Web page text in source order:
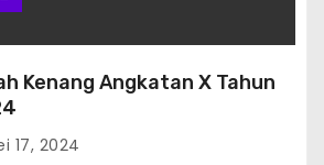
Kenang Angkatan X Tahun
17, 2024